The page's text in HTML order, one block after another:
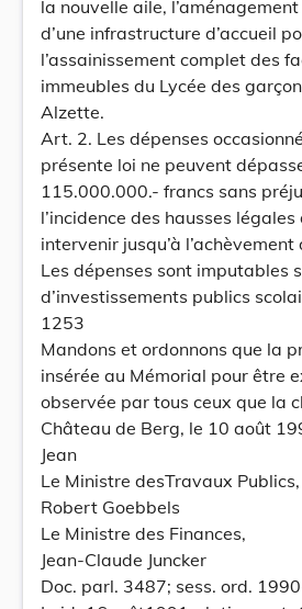
la nouvelle aile, l’aménagement
d’une infrastructure d’accueil
l’assainissement complet des
immeubles du Lycée des
Alzette.
Art. 2. Les dépenses
présente loi ne peuvent
115.000.000.- francs sans
l’incidence des hausses
intervenir jusqu’à
Les dépenses sont imputables
d’investissements publics
1253
Mandons et ordonnons que la
insérée au Mémorial pour être
observée par tous ceux que la
Château de Berg, le 10 août
Jean
Le Ministre desTravaux Publics,
Robert Goebbels
Le Ministre des Finances,
Jean-Claude Juncker
Doc. parl. 3487; sess. ord.